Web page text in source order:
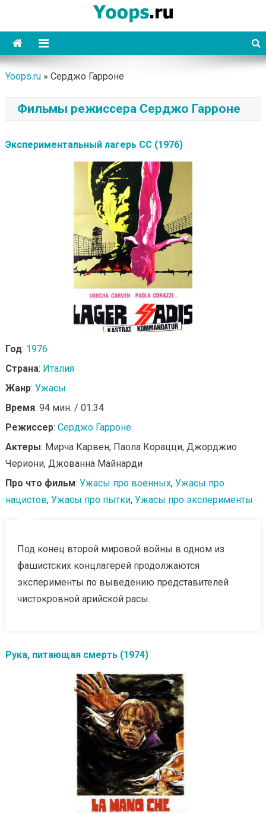
content
Yoops
Yoops.ru» Серджо Гарроне
Фильмы режиссера Серджо Гарроне
Экспериментальный лагерь СС (1976)
Год: 1976
Страна: Италия
Жанр: Ужасы
Время: 94 мин. / 01:34
Режиссер: Серджо Гарроне
Актеры: Мирча Карвен, Паола Корацци, Джорджио
Чериони, Джованна Майнарди
Про что фильм: Ужасы про военных, Ужасы про
нацистов, Ужасы про пытки, Ужасы про эксперименты
Под конец второй мировой войны в одном из
фашистских концлагерей продолжаются
эксперименты по выведению представителей
чистокровной арийской расы.
Рука, питающая смерть (1974)